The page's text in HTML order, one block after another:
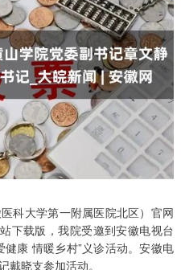
科大学第一附属医院北区）官网
下载版，我院受邀到安徽电视台
康 情暖乡村”义诊活动。安徽电
戴晓支参加活动。